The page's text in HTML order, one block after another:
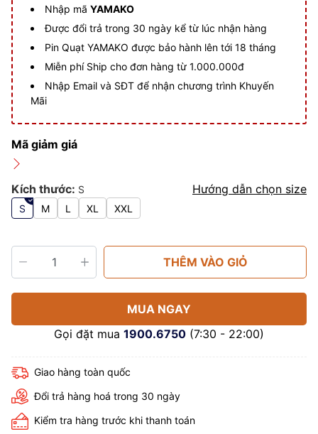
Nhập mã YAMAKO
Được đổi trả trong 30 ngày kể từ lúc nhận hàng
Pin Quạt YAMAKO được bảo hành lên tới 18 tháng
Miễn phí Ship cho đơn hàng từ 1.000.000đ
Nhập Email và SĐT để nhận chương trình Khuyến
Mãi
Mã giảm giá
Kích thước: S Hướng dẫn chọn size
S M L XL XXL
THÊM VÀO GIỎ
MUA NGAY
Gọi đặt mua 1900.6750 (7:30 - 22:00)
Giao hàng toàn quốc
Đổi trả hàng hoá trong 30 ngày
Kiểm tra hàng trước khi thanh toán